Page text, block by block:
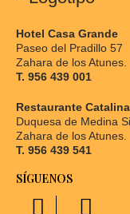
Hotel Casa Grande
Paseo del Pradillo 57
Zahara de los Atunes.
T. 956 439 001
Restaurante Catalina
Duquesa de Medina
Zahara de los Atunes.
T. 956 439 541
SÍGUENOS